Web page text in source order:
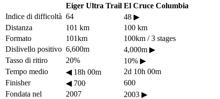
Eiger Ultra Trail El Cruce Columbia
Indice di difficoltà 64 48 ▶
Distanza
101 km
100 km
Formato
101km
100km / 3 stages
Dislivello positivo 6,600m 4,000m ▶
Tasso di ritiro
20% 10% ▶
Tempo medio
◀18h 00m
2d 10h 00m
Finisher
◀700
600
Fondata nel
2007 2003 ▶